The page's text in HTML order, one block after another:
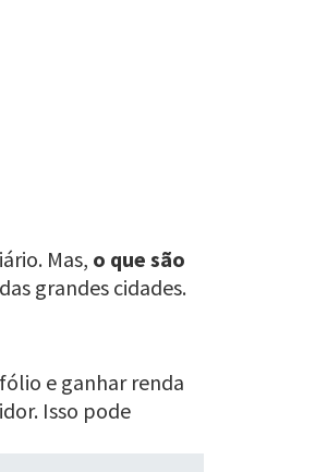
Mas, o que são
grandes cidades.
e ganhar renda
Isso pode